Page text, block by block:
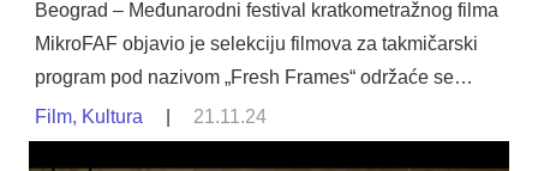
Beograd – Međunarodni festival kratkometražnog filma
MikroFAF objavio je selekciju filmova za takmičarski
program pod nazivom „Fresh Frames“ održaće se…
Film, Kultura 21.11.24